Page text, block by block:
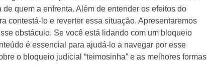
quem a enfrenta. Além de entender os efeitos do
contestá-lo e reverter essa situação. Apresentaremos
obstáculo. Se você está lidando com um bloqueio
é essencial para ajudá-lo a navegar por esse
o bloqueio judicial “teimosinha” e as melhores formas